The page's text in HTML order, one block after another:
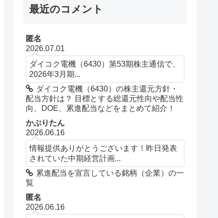
最近のコメント
匿名
2026.07.01
ダイコク電機（6430）第53期株主通信で、
2026年3月期...
ダイコク電機（6430）の株主還元方針・
配当方針は？ 目標とする総還元性向や配当性
向、DOE、累進配当などをまとめて紹介！
かぶりたん
2026.06.16
情報提供ありがとうございます！昨日発表
されていた中期経営計画...
累進配当を宣言している銘柄（企業）の一
覧
匿名
2026.06.16